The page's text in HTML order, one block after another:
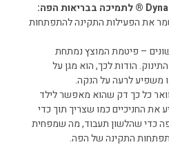
את הפעילות התקינה להתפתחות
שונים – פיטמת המוצץ נמתחת
הודות לכך, הוא מגן על
משפיע לרעה על הנקה.
כל כך דק שהוא מאפשר לילד
את החניכיים כמו שצריך תוך כדי
כדי שהלשון תעבוד, מה שמפחית
התקינה של הפה.